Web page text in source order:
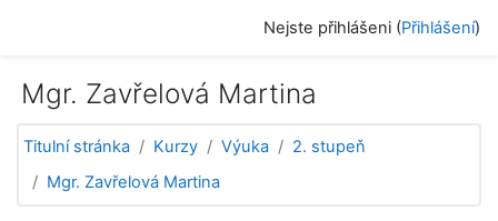
Nejste přihlášeni (Přihlášení)
Mgr. Zavřelová Martina
Titulní stránka Kurzy Výuka
2. stupeň
Mgr. Zavřelová Martina